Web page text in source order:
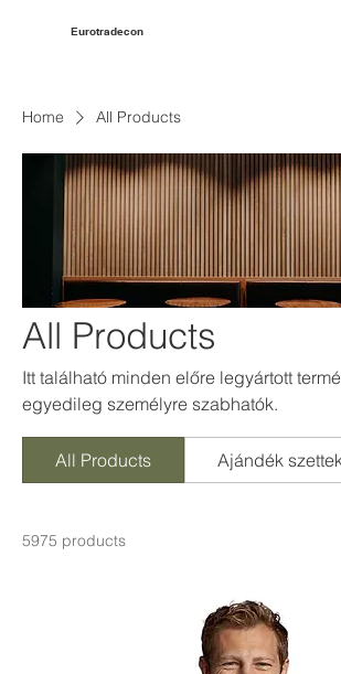
Eurotradecon
Home All Products
All Products
Itt található minden előre legyártott
egyedileg személyre szabhatók.
All Products Ajándék
5975 products